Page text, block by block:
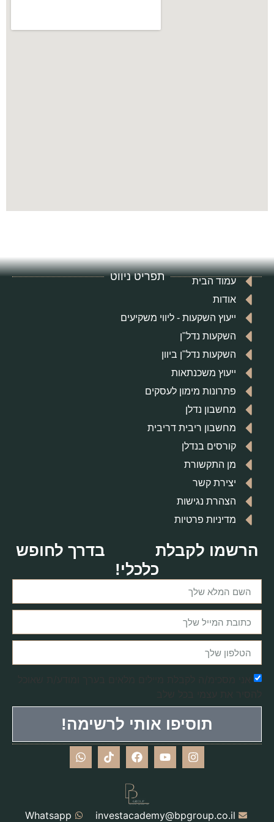
תפריט ניווט
עמוד הבית
אודות
ייעוץ השקעות - ליווי משקיעים
השקעות נדל"ן
השקעות נדל"ן ביוון
ייעוץ משכנתאות
פתרונות מימון לעסקים
מחשבון נדלן
מחשבון ריבית דריבית
קורסים בנדלן
מן התקשורת
יצירת קשר
הצהרת נגישות
מדיניות פרטיות
הרשמו לקבלת
בדרך לחופש
כלכלי!
תוסיפו אותי לרשימה!
investacademy@bpgroup.co.il
Whatsapp